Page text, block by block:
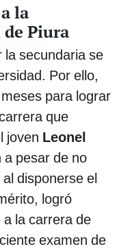
la
Piura
la secundaria se
Por ello,
para lograr
que
joven Leonel
a pesar de no
disponerse el
logró
la carrera de
examen de